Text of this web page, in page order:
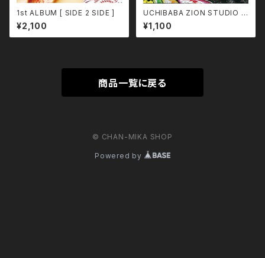
1st ALBUM [ SIDE 2 SIDE ]
¥2,100
UCHIBABA ZION STUDIO p
roduce 『 MY FIRST TIME 』
¥1,100
商品一覧に戻る
© CHAN-MIKA SHOP
Powered by